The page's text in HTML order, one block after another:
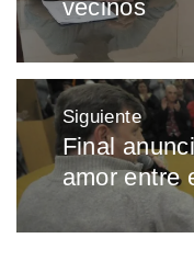
vecinos
Siguiente
Entrada
siguiente:
Final
amor entre